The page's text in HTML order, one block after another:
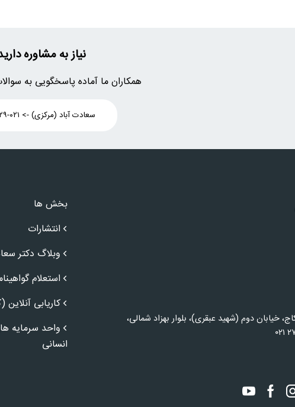
نیاز به مشاوره
همکاران ما آماده پاسخگویی به
خيابان دوم (شهيد عبقری)، بلوار بهزاد شمالی،
بخش ها
انتشارات
وبلاگ دکتر
استعلام
کاریابی آنلاین
واحد سرمایه
انسانی